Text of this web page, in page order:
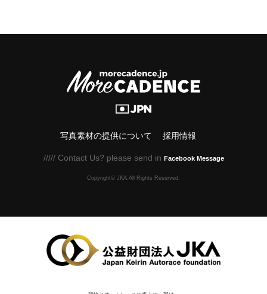
写真素材の提供について 採用情報
///// Contact Us? please send in Facebook Message
Copyright© JKA.All Rights Reserved.